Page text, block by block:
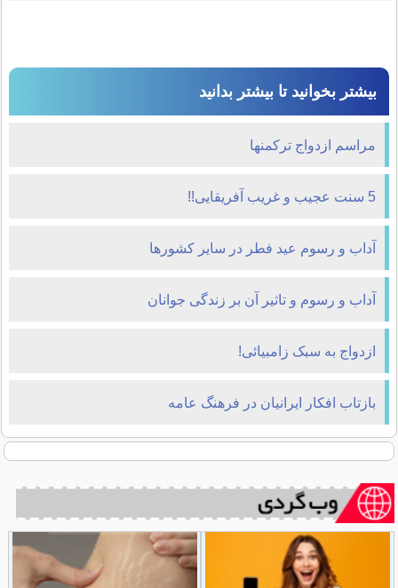
بیشتر بخوانید تا بیشتر بدانید
مراسم ازدواج ترکمنها
5 سنت عجیب و غریب آفریقایی!!
آداب و رسوم عید فطر در سایر کشورها
آداب و رسوم و تاثیر آن بر زندگی جوانان
ازدواج به سبک زامبیائی!
بازتاب افکار ایرانیان در فرهنگ عامه